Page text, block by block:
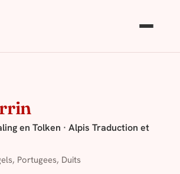
en Tolken · Alpis Traduction et
Portugees, Duits